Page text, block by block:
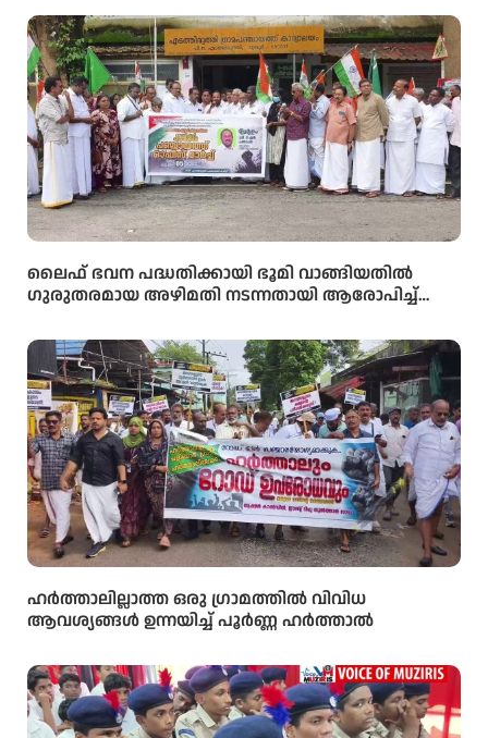
ലൈഫ് ഭവന പദ്ധതിക്കായി ഭൂമി വാങ്ങിയതിൽ
ഗുരുതരമായ അഴിമതി നടന്നതായി ആരോപിച്ച്
പഞ്ചായത്ത് ഓഫീസിലേക്ക് പ്രതിഷേധ മാർച്ച്
നടത്തി
ഹർത്താലില്ലാത്ത ഒരു ഗ്രാമത്തിൽ വിവിധ
ആവശ്യങ്ങൾ ഉന്നയിച്ച് പൂർണ്ണ ഹർത്താൽ